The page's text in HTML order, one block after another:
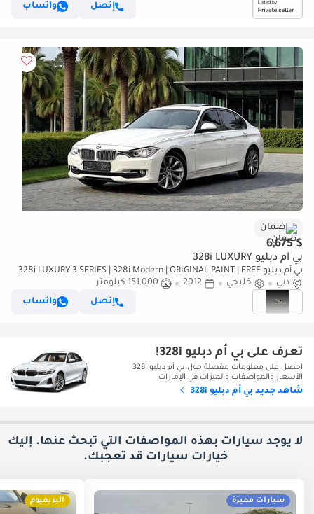
إتصل
واتساب
ضمان
$ 6,675
بي أم دبليو 328i LUXURY
بي أم دبليو 328i LUXURY 3 SERIES | 328i Modern | ORIGINAL PAINT | FREE
ACCIDENT | LOW MILEAGE
دبي خليجي 2012
151,000 كيلومتر
إتصل
واتساب
تعرف على بي أم دبليو 328i!
احصل على معلومات مفصلة حول بي أم دبليو 328i
الأسعار والمواصفات والميزات في الإمارات
شاهد جديد بي أم دبليو 328i
لا يوجد سيارات بهذه المواصفات التي تبحث عنها. إليك
خيارات سيارات قد تعجبك.
سيارات مميزة البريميوم